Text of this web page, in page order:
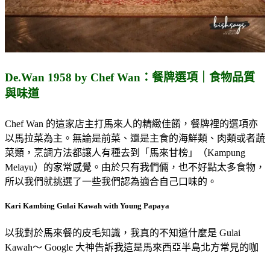
De.Wan 1958 by Chef Wan：餐牌選項｜食物品質
與味道
Chef Wan 的這家店主打馬來人的精緻佳餚，餐牌裡的選項亦
以馬拉菜為主。無論是前菜、還是主食的海鮮類、肉類或者蔬
菜類，烹調方法都讓人有種去到「馬來甘榜」（Kampung
Melayu）的家常感覺。由於只有我們倆，也不好點太多食物，
所以我們就挑選了一些我們認為適合自己口味的。
Kari Kambing Gulai Kawah with Young Papaya
以我對於馬來餐的皮毛知識，我真的不知道什麼是 Gulai
Kawah～ Google 大神告訴我這是馬來西亞半島北方常見的咖